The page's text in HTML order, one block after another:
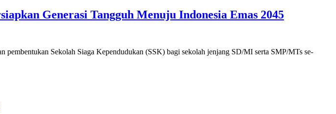
Generasi Tangguh Menuju Indonesia Emas 2045
pembentukan Sekolah Siaga Kependudukan (SSK) bagi sekolah jenjang SD/MI serta SMP/MTs se-